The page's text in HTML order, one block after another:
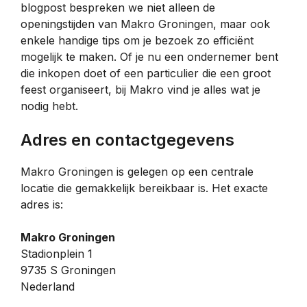
blogpost bespreken we niet alleen de
openingstijden van Makro Groningen, maar ook
enkele handige tips om je bezoek zo efficiënt
mogelijk te maken. Of je nu een ondernemer bent
die inkopen doet of een particulier die een groot
feest organiseert, bij Makro vind je alles wat je
nodig hebt.
Adres en contactgegevens
Makro Groningen is gelegen op een centrale
locatie die gemakkelijk bereikbaar is. Het exacte
adres is:
Makro Groningen
Stadionplein 1
9735 S Groningen
Nederland